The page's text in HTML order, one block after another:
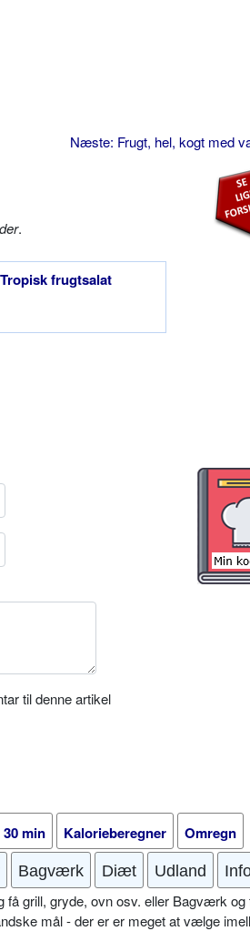
Næste: Frugt, hel, kogt med
.
Tropisk frugtsalat
til denne artikel
30 min Kalorieberegner Omregn
Bagværk Diæt Udland
grill, gryde, ovn osv. eller Bagværk og
mål - der er er meget at vælge